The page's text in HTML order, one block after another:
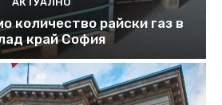
количество райски газ в
край София